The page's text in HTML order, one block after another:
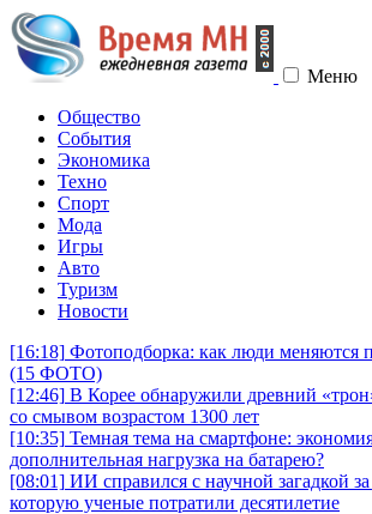
Меню
Общество
События
Экономика
Техно
Спорт
Мода
Игры
Авто
Туризм
Новости
[16:18] Фотоподборка: как люди меняются
(15 ФОТО)
[12:46] В Корее обнаружили древний
со смывом возрастом 1300 лет
[10:35] Темная тема на смартфоне:
дополнительная нагрузка на батарею?
[08:01] ИИ справился с научной загадкой
которую ученые потратили десятилетие